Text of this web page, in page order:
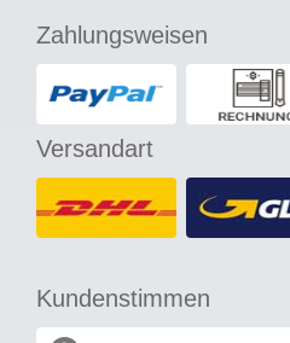
Zahlungsweisen
Versandart
Kundenstimmen